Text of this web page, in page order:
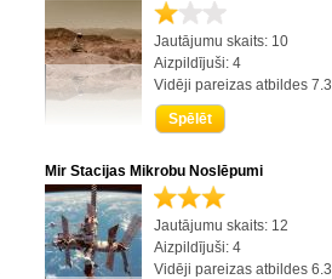
Jautājumu skaits: 10
Aizpildījuši: 4
Vidēji pareizas atbildes 7.3
Spēlēt
Mir Stacijas Mikrobu Noslēpumi
Jautājumu skaits: 12
Aizpildījuši: 4
Vidēji pareizas atbildes 6.3